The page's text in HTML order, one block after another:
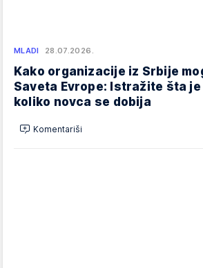
MLADI 28.07.2026.
Kako organizacije iz Srbije
Saveta Evrope: Istražite šta
koliko novca se dobija
Komentariši